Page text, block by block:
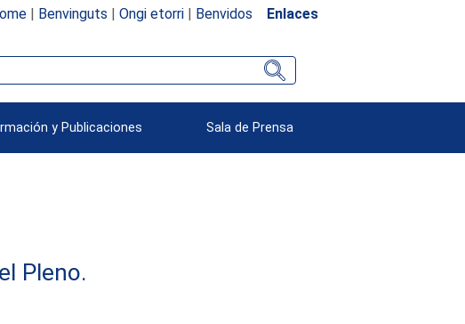
| Benvinguts | Ongi etorri| Benvidos Enlaces
y Publicaciones Sala de Prensa
Pleno.